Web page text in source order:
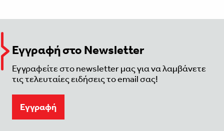
Εγγραφή στο Newsletter
Εγγραφείτε στο newsletter μας για να λαμβάνετε
τις τελευταίες ειδήσεις το email σας!
Eγγραφή